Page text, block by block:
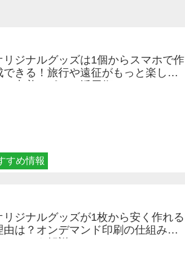
すめ情報
リジナルグッズは1個からスマホで作
できる！旅行や遠征がもっと楽しく
リジナルグッズが1枚から安く作れる
由は？オンデマンド印刷の仕組みと